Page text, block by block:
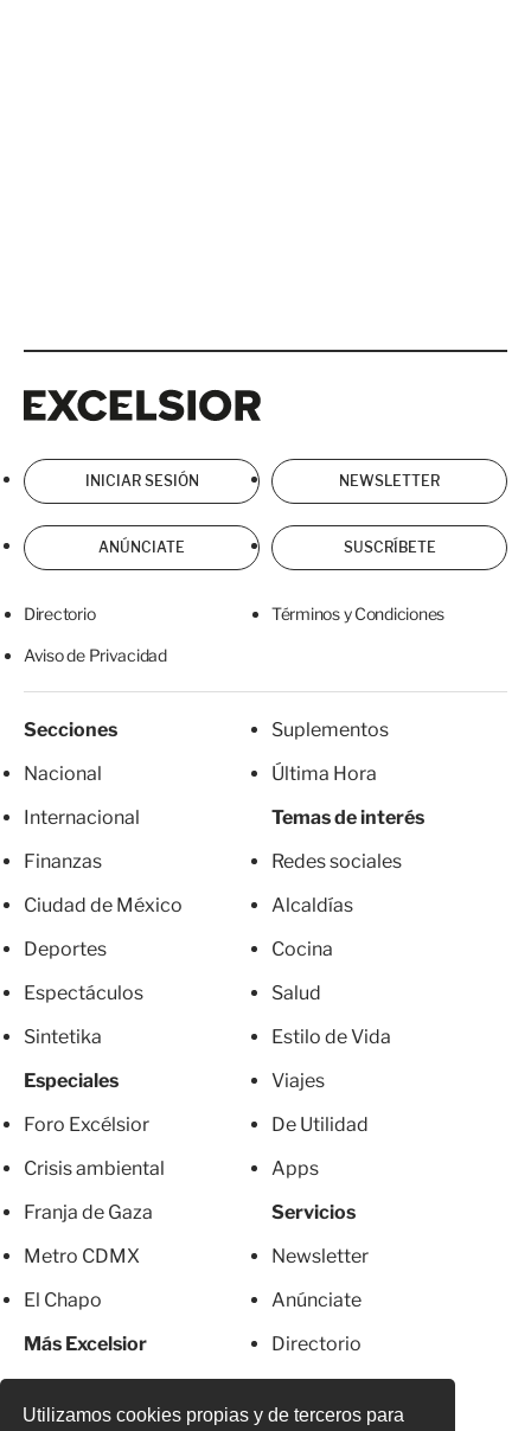
Utilizamos cookies propias y de terceros para
INICIAR SESIÓN NEWSLETTER
ANÚNCIATE SUSCRÍBETE
Directorio Términos y Condiciones
Aviso de Privacidad
Secciones
Nacional
Internacional
Finanzas
Ciudad de México
Deportes
Espectáculos
Sintetika
Especiales
Foro Excélsior
Crisis ambiental
Franja de Gaza
Metro CDMX
El Chapo
Más Excelsior
Suplementos
Última Hora
Temas de interés
Redes sociales
Alcaldías
Cocina
Salud
Estilo de Vida
Viajes
De Utilidad
Apps
Servicios
Newsletter
Anúnciate
Directorio